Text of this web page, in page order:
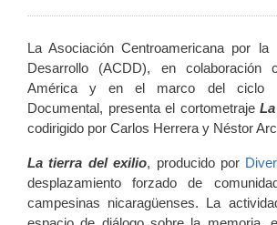
La Asociación Centroamericana por
Desarrollo (ACDD), en
América y en el marco del ciclo
Documental, presenta el cortometraje
codirigido por Carlos Herrera y Néstor
La tierra del exilio, producido por
desplazamiento forzado de
campesinas nicaragüenses. La